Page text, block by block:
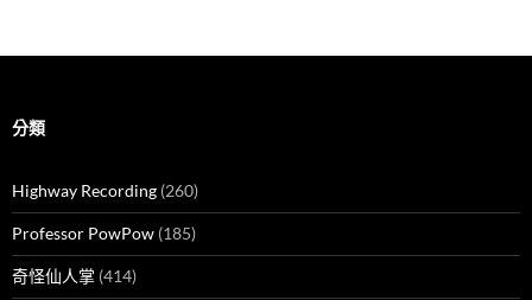
分類
Highway Recording (260)
Professor PowPow (185)
奇怪仙人掌 (414)